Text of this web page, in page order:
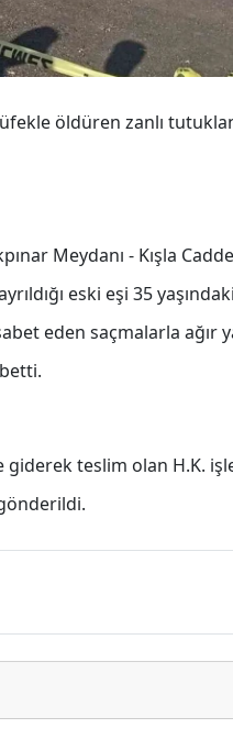
öldüren zanlı
Meydanı - Kışla
eski eşi 35
eden saçmalarla ağır
teslim olan H.K.